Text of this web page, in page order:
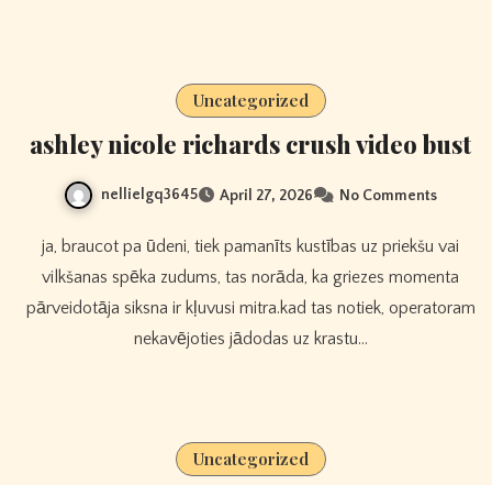
Uncategorized
ashley nicole richards crush video bust
nellielgq3645 April 27, 2026 No Comments
ja, braucot pa ūdeni, tiek pamanīts kustības uz priekšu vai
vilkšanas spēka zudums, tas norāda, ka griezes momenta
pārveidotāja siksna ir kļuvusi mitra.kad tas notiek, operatoram
nekavējoties jādodas uz krastu…
Uncategorized